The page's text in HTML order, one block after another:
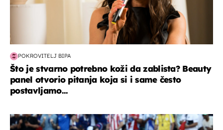
POKROVITELJ BIPA
Što je stvarno potrebno koži da zablista? Beauty
panel otvorio pitanja koja si i same često
postavljamo...
svjetsko prvenstvo 2026